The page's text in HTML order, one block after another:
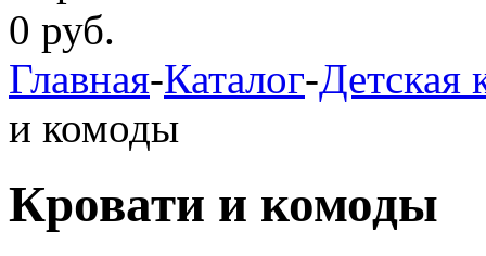
0 руб.
Главная-Каталог-Детская
и комоды
Кровати и комоды